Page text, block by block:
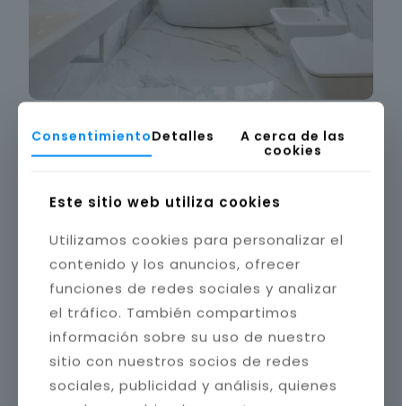
ConsentimientoDetalles
A cerca de las
cookies
Este sitio web utiliza cookies
Utilizamos cookies para personalizar el
contenido y los anuncios, ofrecer
funciones de redes sociales y analizar
el tráfico. También compartimos
información sobre su uso de nuestro
sitio con nuestros socios de redes
sociales, publicidad y análisis, quienes